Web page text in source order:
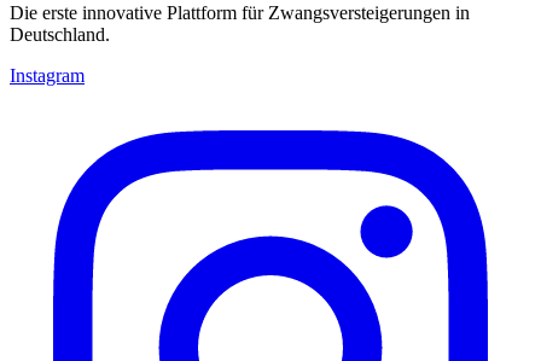
Die erste innovative Plattform für Zwangsversteigerungen in
Deutschland.
Instagram